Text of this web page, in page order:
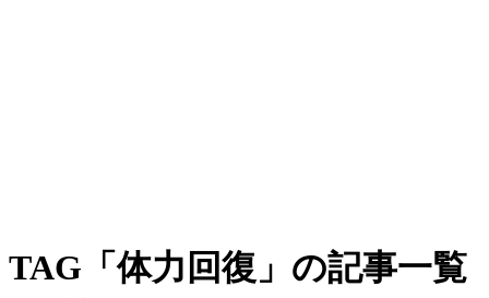
TAG 「体力回復」の記事一覧